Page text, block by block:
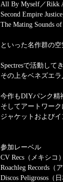
All By Myself／Rikk
Second Empire
The Mating Sounds
といった名作群の
Spectresで活動して
その上をベネズエ
今作もDIYパンク精
そしてアートワーク
ジャケットおよび
参加レーベル
CV Recs（メキシコ）
Roachleg Records（
Discos Peligrosos（日